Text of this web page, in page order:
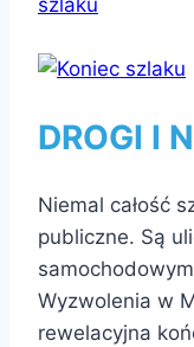
DROGI I
Niemal całość
publiczne. Są
Wyzwolenia w
rewelacyjna